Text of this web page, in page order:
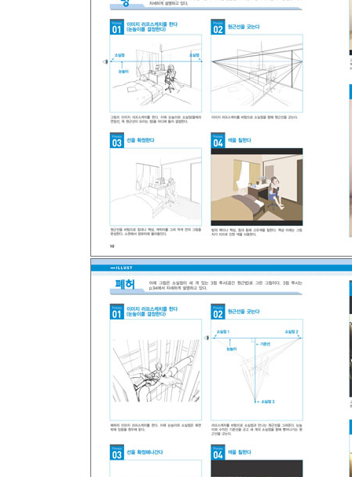
2점 투시의 기본
2점 투시를 사용해 그림을 그리자
흔한 실수와 맹점 포인트 2
2점 투시의 응용 기법
역2점 투시법으로 배경을 그리자
덧그리기로 2점 투시를 마스터하자!
Part 04 3점 투시
3점 투시의 기본
3점 투시를 그리는 요령
3점 투시를 사용해서 그림을 그려보자
흔한 실수 3
배경에 캐릭터를 넣어보자 3
3점 투시의 응용 기법
역3점 투시법으로 배경을 그려보자
덧그리기로 3점 투시를 마스터하자
Extra 원형 원근법을 배워보자
원형 원근법을 사용한 그림
2점 투시에서 일어나는 원형 원근법의 왜곡 현상